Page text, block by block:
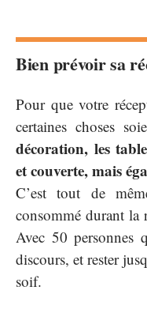
Bien prévoir sa
Pour que votre
certaines choses
décoration, les
et couverte, mais
C’est tout de
consommé durant la
Avec 50 personnes
discours, et rester
soif.